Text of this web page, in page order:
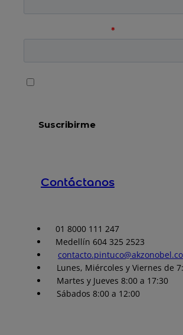
Contáctanos
01 8000 111 247
Medellín 604 325 2523
Lunes, Miércoles y Viernes de
Martes y Jueves 8:00 a 17:30
Sábados 8:00 a 12:00